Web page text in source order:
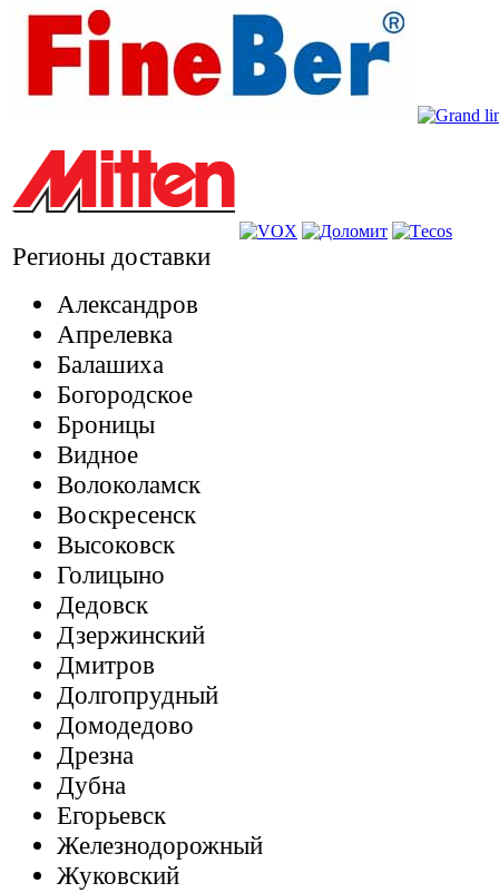
Регионы доставки
Александров
Апрелевка
Балашиха
Богородское
Броницы
Видное
Волоколамск
Воскресенск
Высоковск
Голицыно
Дедовск
Дзержинский
Дмитров
Долгопрудный
Домодедово
Дрезна
Дубна
Егорьевск
Железнодорожный
Жуковский